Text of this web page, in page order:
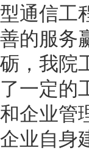
型通信工
善的服务
砺，我院
了一定的
和企业管
企业自身